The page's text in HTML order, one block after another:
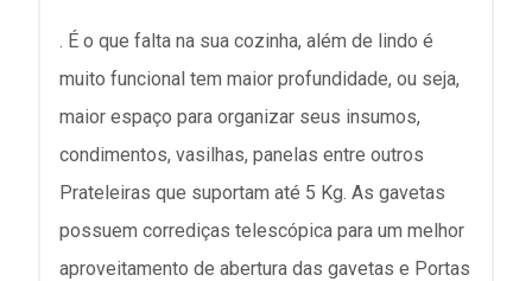
. É o que falta na sua cozinha, além de lindo é
muito funcional tem maior profundidade, ou seja,
maior espaço para organizar seus insumos,
condimentos, vasilhas, panelas entre outros
Prateleiras que suportam até 5 Kg. As gavetas
possuem corrediças telescópica para um melhor
aproveitamento de abertura das gavetas e Portas